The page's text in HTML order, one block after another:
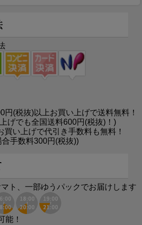
円(税抜)以上お買い上げで送料無料！
げでも全国送料600円(税抜)！)
買い上げで代引き手数料も無料！
手数料300円(税抜))
ト、一部ゆうパックでお届けします
能！